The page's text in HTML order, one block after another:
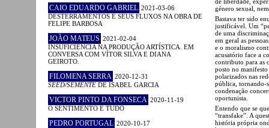
CAIO EDUARDO GABRIEL 2021-03-06
DESTERRAMENTOS E SEUS FLUXOS NA OBRA DE
FELIPE BARBOSA
JOÃO MATEUS 2021-02-04
INSUFICIÊNCIA NA PRODUÇÃO ARTÍSTICA. EM
CONVERSA COM VÍTOR SILVA E DIANA
GEIROTO.
FILOMENA SERRA 2020-12-31
SEED/SEMENTE DE ISABEL GARCIA
VICTOR PINTO DA FONSECA 2020-11-19
O SENTIMENTO É TUDO
PEDRO PORTUGAL 2020-10-17
género sexual,
Bastava ter sido
justificável. Um
de uma
em geral as
e o moralismo
acusatório face a
contributo para as
posto no
polarizados nas
pública, tornando-
condenação
oportunista.
Entendo que se
“transfake”. A
história própria